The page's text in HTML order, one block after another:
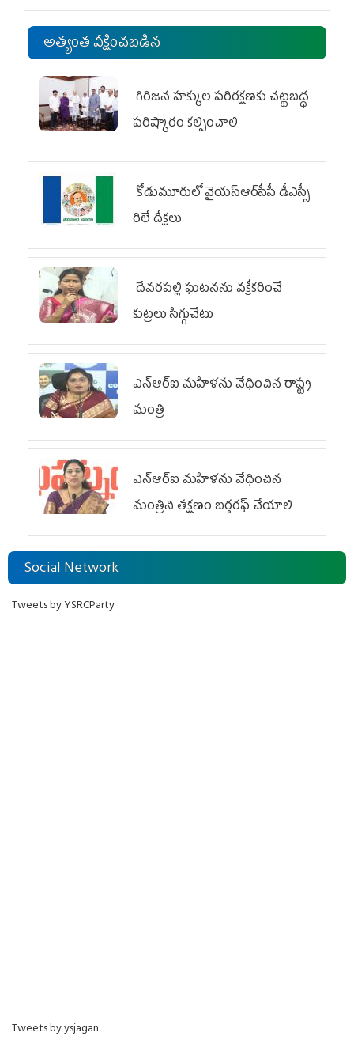
అత్యంత వీక్షించబడిన
గిరిజన హక్కుల పరిరక్షణకు చట్టబద్ధ
పరిష్కారం కల్పించాలి
కోడుమూరులో వైయ‌స్ఆర్‌సీపీ డీఎస్సీ
రిలే దీక్షలు
దేవరపల్లి ఘటనను వక్రీకరించే
కుట్రలు సిగ్గుచేటు
ఎన్‌ఆర్‌ఐ మహిళను వేధించిన రాష్ట్ర
మంత్రి
ఎన్ఆర్ఐ మహిళను వేధించిన
మంత్రిని త‌క్ష‌ణం బ‌ర్త‌ర‌ఫ్ చేయాలి
Social Network
Tweets by YSRCParty
Tweets by ysjagan